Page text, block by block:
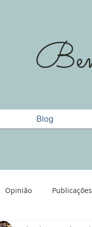
Blog
Opinião Publicações